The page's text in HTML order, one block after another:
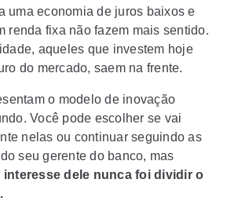
uma economia de juros baixos e
renda fixa não fazem mais sentido.
aqueles que investem hoje
do mercado, saem na frente.
o modelo de inovação
Você pode escolher se vai
nelas ou continuar seguindo as
seu gerente do banco, mas
interesse dele nunca foi dividir o